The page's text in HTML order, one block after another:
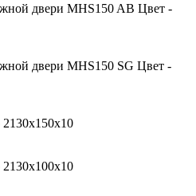
двери MHS150 AB Цвет -
двери MHS150 SG Цвет -